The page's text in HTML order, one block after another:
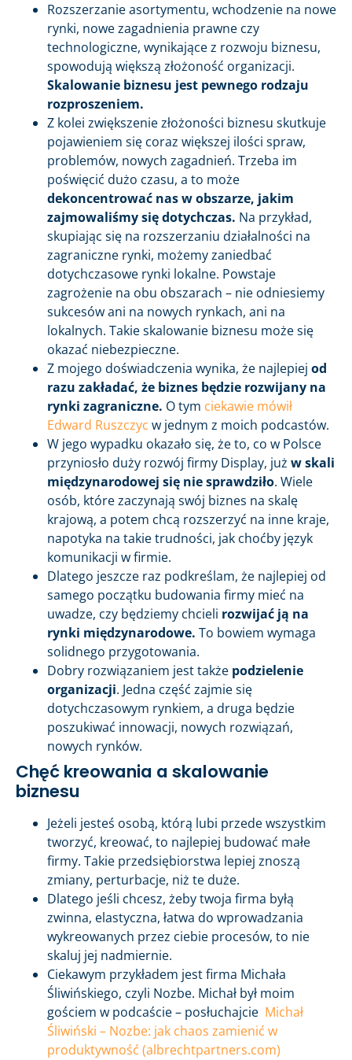
Rozszerzanie asortymentu, wchodzenie na nowe
rynki, nowe zagadnienia prawne czy
technologiczne, wynikające z rozwoju biznesu,
spowodują większą złożoność organizacji.
Skalowanie biznesu jest pewnego rodzaju
rozproszeniem.
Z kolei zwiększenie złożoności biznesu skutkuje
pojawieniem się coraz większej ilości spraw,
problemów, nowych zagadnień. Trzeba im
poświęcić dużo czasu, a to może
dekoncentrować nas w obszarze, jakim
zajmowaliśmy się dotychczas. Na przykład,
skupiając się na rozszerzaniu działalności na
zagraniczne rynki, możemy zaniedbać
dotychczasowe rynki lokalne. Powstaje
zagrożenie na obu obszarach – nie odniesiemy
sukcesów ani na nowych rynkach, ani na
lokalnych. Takie skalowanie biznesu może się
okazać niebezpieczne.
Z mojego doświadczenia wynika, że najlepiej od
razu zakładać, że biznes będzie rozwijany na
rynki zagraniczne. O tym ciekawie mówił
Edward Ruszczyc w jednym z moich podcastów.
W jego wypadku okazało się, że to, co w Polsce
przyniosło duży rozwój firmy Display, już w skali
międzynarodowej się nie sprawdziło. Wiele
osób, które zaczynają swój biznes na skalę
krajową, a potem chcą rozszerzyć na inne kraje,
napotyka na takie trudności, jak choćby język
komunikacji w firmie.
Dlatego jeszcze raz podkreślam, że najlepiej od
samego początku budowania firmy mieć na
uwadze, czy będziemy chcieli rozwijać ją na
rynki międzynarodowe. To bowiem wymaga
solidnego przygotowania.
Dobry rozwiązaniem jest także podzielenie
organizacji. Jedna część zajmie się
dotychczasowym rynkiem, a druga będzie
poszukiwać innowacji, nowych rozwiązań,
nowych rynków.
Chęć kreowania a skalowanie
biznesu
Jeżeli jesteś osobą, którą lubi przede wszystkim
tworzyć, kreować, to najlepiej budować małe
firmy. Takie przedsiębiorstwa lepiej znoszą
zmiany, perturbacje, niż te duże.
Dlatego jeśli chcesz, żeby twoja firma byłą
zwinna, elastyczna, łatwa do wprowadzania
wykreowanych przez ciebie procesów, to nie
skaluj jej nadmiernie.
Ciekawym przykładem jest firma Michała
Śliwińskiego, czyli Nozbe. Michał był moim
gościem w podcaście – posłuchajcie Michał
Śliwiński – Nozbe: jak chaos zamienić w
produktywność (albrechtpartners.com)